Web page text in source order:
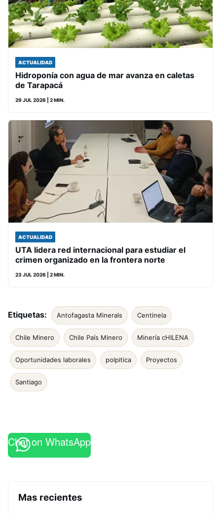
ACTUALIDAD
Hidroponía con agua de mar avanza en caletas
de Tarapacá
29 JUL 2026 | 2 MIN.
ACTUALIDAD
UTA lidera red internacional para estudiar el
crimen organizado en la frontera norte
23 JUL 2026 | 2 MIN.
Etiquetas: Antofagasta Minerals Centinela
Chile Minero Chile País Minero Minería cHILENA
Oportunidades laborales polpitica Proyectos
Santiago
Chat on WhatsApp
Mas recientes